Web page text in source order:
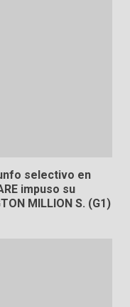
selectivo en
impuso su
MILLION S. (G1)